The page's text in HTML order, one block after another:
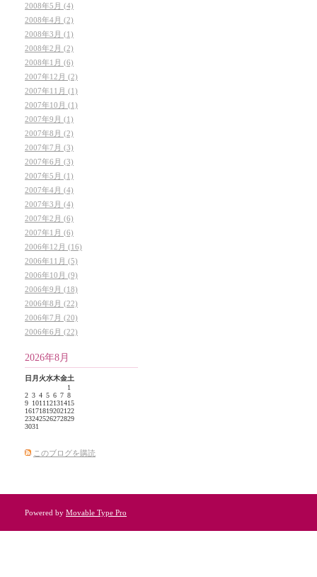
2008年5月 (4)
2008年4月 (2)
2008年3月 (1)
2008年2月 (2)
2008年1月 (6)
2007年12月 (2)
2007年11月 (1)
2007年10月 (1)
2007年9月 (1)
2007年8月 (2)
2007年7月 (3)
2007年6月 (3)
2007年5月 (1)
2007年4月 (4)
2007年3月 (4)
2007年2月 (6)
2007年1月 (6)
2006年12月 (16)
2006年11月 (5)
2006年10月 (9)
2006年9月 (18)
2006年8月 (22)
2006年7月 (20)
2006年6月 (22)
2026年8月
日 月 火水木金土
1
2 3 4 5 6 7 8
9 1011 12131415
16171819202122
23242526272829
3031
このブログを購読
Powered by Movable Type Pro